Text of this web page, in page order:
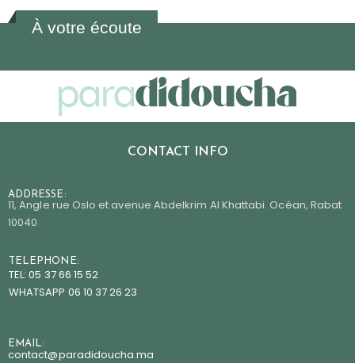
À votre écoute
CONTACT INFO
ADDRESSE:
11, Angle rue Oslo et avenue Abdelkrim Al Khattabi. Océan, Rabat
10040
TELEPHONE:
TEL: 05 37 66 15 52
WHATSAPP 06 10 37 26 23
EMAIL:
contact@paradidoucha.ma